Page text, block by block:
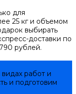
для
25 кг и объемом
выбирать
доставки по
рублей.
работ и
и подготовим